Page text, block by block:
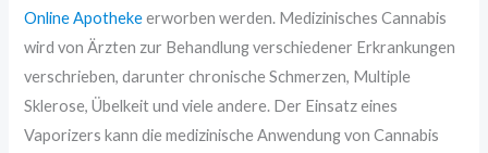
Online Apothekeerworben werden. Medizinisches Cannabis
wird von Ärzten zur Behandlung verschiedener Erkrankungen
verschrieben, darunter chronische Schmerzen, Multiple
Sklerose, Übelkeit und viele andere. Der Einsatz eines
Vaporizers kann die medizinische Anwendung von Cannabis